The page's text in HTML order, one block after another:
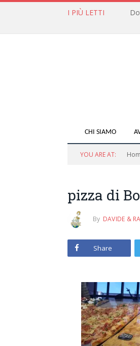
I PIÙ LETTI
CHI SIAMO
YOU ARE AT:
pizza di
By DAVIDE &
Share